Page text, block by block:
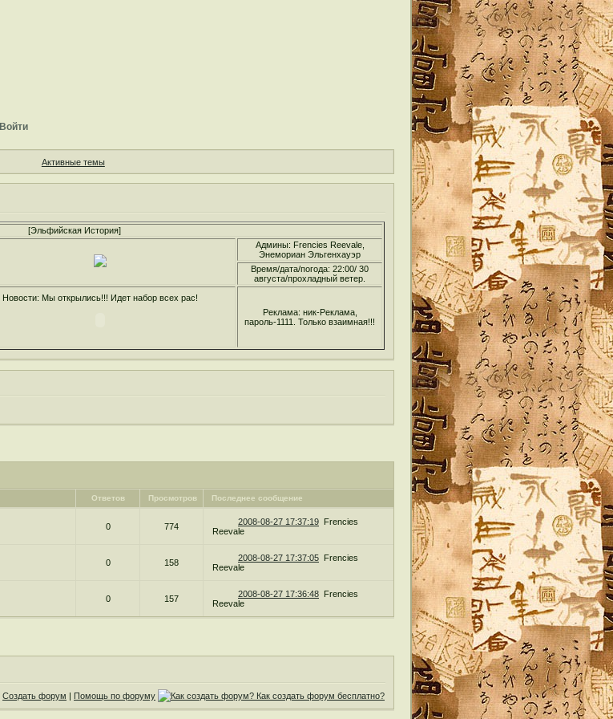
Войти
Активные темы
[Эльфийская История]
Админы: Frencies Reevale,
Энемориан Эльгенхауэр
Время/дата/погода: 22:00/ 30
августа/прохладный ветер.
Новости: Мы открылись!!! Идет набор всех рас!
Реклама: ник-Реклама,
пароль-1111. Только взаимная!!!
Ответов Просмотров Последнее сообщение
0 774 2008-08-27 17:37:19 Frencies
Reevale
0 158 2008-08-27 17:37:05 Frencies
Reevale
0 157 2008-08-27 17:36:48 Frencies
Reevale
Создать форум | Помощь по форуму